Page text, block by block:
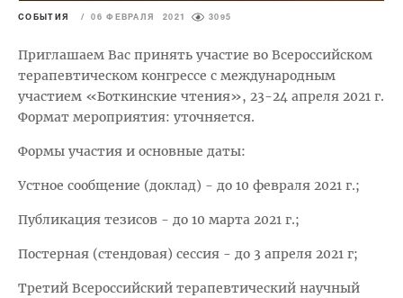
СОБЫТИЯ / 06 ФЕВРАЛЯ 2021 3095
Приглашаем Вас принять участие во Всероссийском
терапевтическом конгрессе с международным
участием «Боткинские чтения», 23-24 апреля 2021 г.
Формат мероприятия: уточняется.
Формы участия и основные даты:
Устное сообщение (доклад) - до 10 февраля 2021 г.;
Публикация тезисов - до 10 марта 2021 г.;
Постерная (стендовая) сессия - до 3 апреля 2021 г;
Третий Всероссийский терапевтический научный